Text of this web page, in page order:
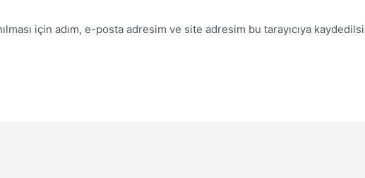
için adım, e-posta adresim ve site adresim bu tarayıcıya